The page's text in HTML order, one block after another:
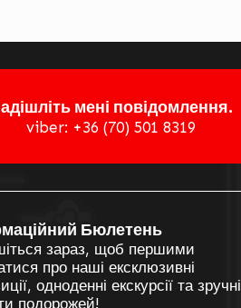
мені повідомлення.
viber: +36 (70) 501 8319
Бюлетень
зараз, щоб першими
про наші ексклюзивні
одноденні екскурсії та зручні
подорожей!